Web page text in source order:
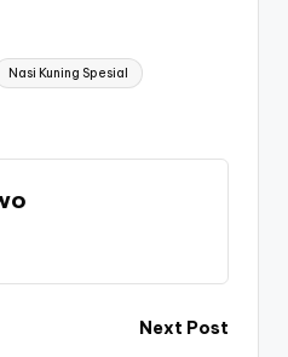
Nasi Kuning Spesial
Next Post